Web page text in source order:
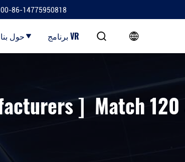
00-86-14775950818
حول بنا برنامج VR